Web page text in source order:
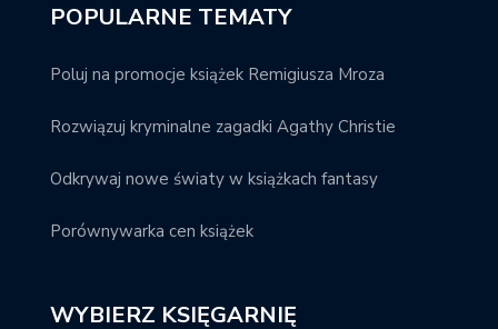
POPULARNE TEMATY
Poluj na promocje książek Remigiusza Mroza
Rozwiązuj kryminalne zagadki Agathy Christie
Odkrywaj nowe światy w książkach fantasy
Porównywarka cen książek
WYBIERZ KSIĘGARNIĘ